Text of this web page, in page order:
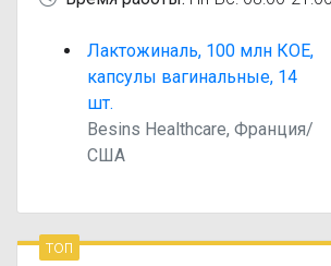
Лактожиналь, 100 млн КОЕ,
капсулы вагинальные, 14
шт.
Besins Healthcare, Франция/
США
топ